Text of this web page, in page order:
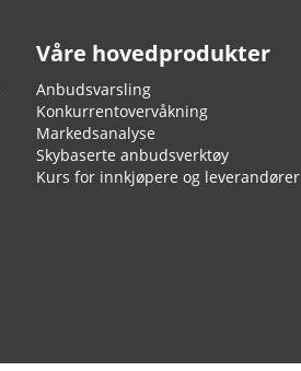
Våre hovedprodukter
Anbudsvarsling
Konkurrentovervåkning
Markedsanalyse
Skybaserte anbudsverktøy
Kurs for innkjøpere og leverandører